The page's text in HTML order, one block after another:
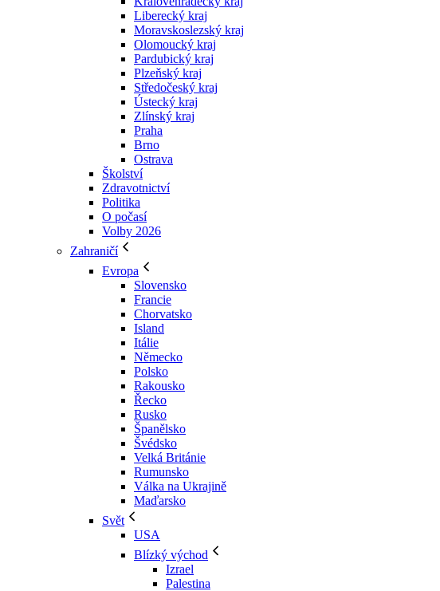
Liberecký kraj
Moravskoslezský kraj
Olomoucký kraj
Pardubický kraj
Plzeňský kraj
Středočeský kraj
Ústecký kraj
Zlínský kraj
Praha
Brno
Ostrava
Školství
Zdravotnictví
Politika
O počasí
Volby 2026
Zahraničí
Evropa
Slovensko
Francie
Chorvatsko
Island
Itálie
Německo
Polsko
Rakousko
Řecko
Rusko
Španělsko
Švédsko
Velká Británie
Rumunsko
Válka na Ukrajině
Maďarsko
Svět
USA
Blízký východ
Izrael
Palestina